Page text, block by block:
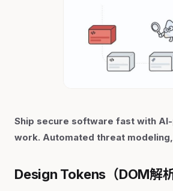
Ship secure software fast with
work. Automated threat
Design Tokens（DOM解析